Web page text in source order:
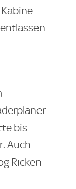
bis
Auch
Ricken